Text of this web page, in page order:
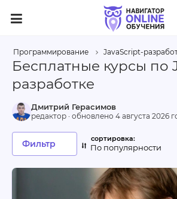
Программирование JavaScript-
Бесплатные курсы по
разработке
Дмитрий Герасимов
редактор · обновлено 4 августа 2026
Фильтр По популярности